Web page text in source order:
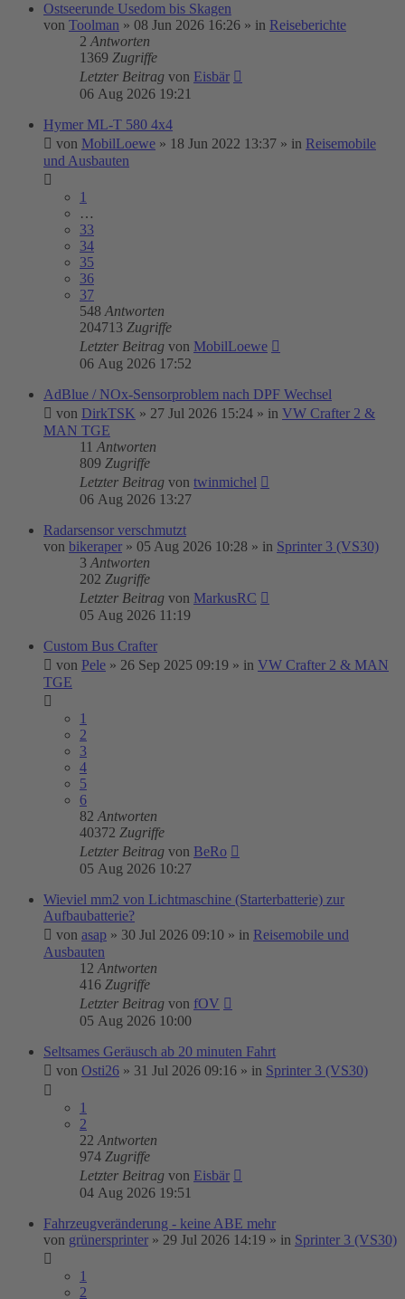
Ostseerunde Usedom bis Skagen
von Toolman » 08 Jun 2026 16:26 » in Reiseberichte
2 Antworten
1369 Zugriffe
Letzter Beitrag von Eisbär
06 Aug 2026 19:21
Hymer ML-T 580 4x4
von MobilLoewe » 18 Jun 2022 13:37 » in Reisemobile
und Ausbauten
1
…
33
34
35
36
37
548 Antworten
204713 Zugriffe
Letzter Beitrag von MobilLoewe
06 Aug 2026 17:52
AdBlue / NOx-Sensorproblem nach DPF Wechsel
von DirkTSK » 27 Jul 2026 15:24 » in VW Crafter 2 &
MAN TGE
11 Antworten
809 Zugriffe
Letzter Beitrag von twinmichel
06 Aug 2026 13:27
Radarsensor verschmutzt
von bikeraper » 05 Aug 2026 10:28 » in Sprinter 3 (VS30)
3 Antworten
202 Zugriffe
Letzter Beitrag von MarkusRC
05 Aug 2026 11:19
Custom Bus Crafter
von Pele » 26 Sep 2025 09:19 » in VW Crafter 2 & MAN
TGE
1
2
3
4
5
6
82 Antworten
40372 Zugriffe
Letzter Beitrag von BeRo
05 Aug 2026 10:27
Wieviel mm2 von Lichtmaschine (Starterbatterie) zur
Aufbaubatterie?
von asap » 30 Jul 2026 09:10 » in Reisemobile und
Ausbauten
12 Antworten
416 Zugriffe
Letzter Beitrag von fOV
05 Aug 2026 10:00
Seltsames Geräusch ab 20 minuten Fahrt
von Osti26 » 31 Jul 2026 09:16 » in Sprinter 3 (VS30)
1
2
22 Antworten
974 Zugriffe
Letzter Beitrag von Eisbär
04 Aug 2026 19:51
Fahrzeugveränderung - keine ABE mehr
von grünersprinter » 29 Jul 2026 14:19 » in Sprinter 3 (VS30)
1
2